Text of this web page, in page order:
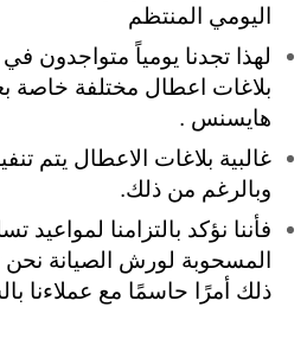
اليومي المنتظم
لهذا تجدنا يومياً متواجدون
بلاغات اعطال مختلفة خاصة
هايسنس .
غالبية بلاغات الاعطال يتم
وبالرغم من ذلك.
فأننا نؤكد بالتزامنا لمواعيد
المسحوبة لورش الصيانة
ذلك أمرًا حاسمًا مع عملاءنا